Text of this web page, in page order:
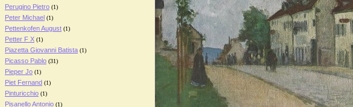
Perugino Pietro (1)
Peter Michael (1)
Pettenkofen August (1)
Petter F X (1)
Piazetta Giovanni Batista (1)
Picasso Pablo (31)
Pieper Jo (1)
Piet Fernand (1)
Pinturicchio (1)
Pisanello Antonio (1)